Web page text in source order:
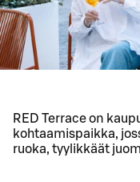
RED Terrace on
kohtaamispaikka,
ruoka, tyylikkäät